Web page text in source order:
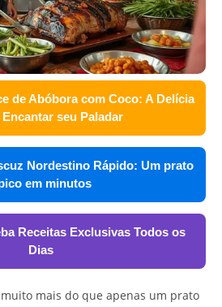
de Abóbora com Coco: A Delícia
Encantar seu Paladar
Nordestino Rápido: Um prato
em minutos
Receitas Exclusivas Todos os
Dias
mais do que apenas um prato